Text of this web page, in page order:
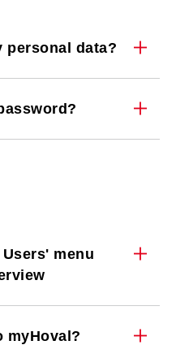
personal data?
menu
myHoval?